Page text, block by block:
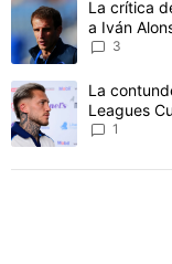
Un artículo deLa crítica
a Iván
3
Un artículo de
La
Leagues
1